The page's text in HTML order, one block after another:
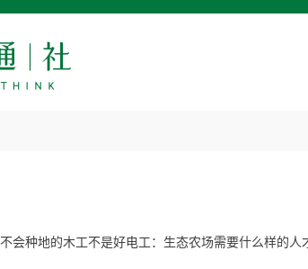
不会种地的木工不是好电工：生态农场需要什么样的人